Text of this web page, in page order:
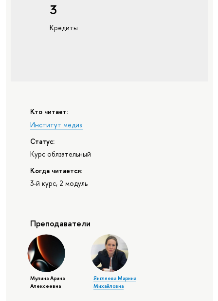
3
Кредиты
Кто читает:
Институт медиа
Статус:
Курс обязательный
Когда читается:
3-й курс, 2 модуль
Преподаватели
Мулина Арина
Алексеевна
Янгляева Марина
Михайловна